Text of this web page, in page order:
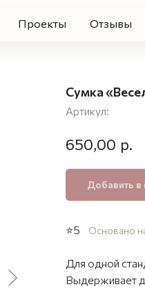
Проекты Отзывы
Сумка
Артикул:
650,00 р.
Добавить в
⭐5 Основано
Для одной
Выдерживает